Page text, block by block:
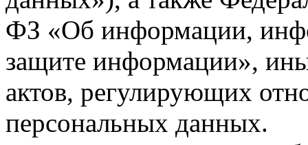
ФЗ «Об информации,
защите информации»,
актов, регулирующих
персональных данных.